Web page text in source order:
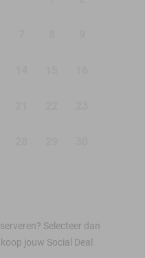
Selecteer dan
jouw Social Deal